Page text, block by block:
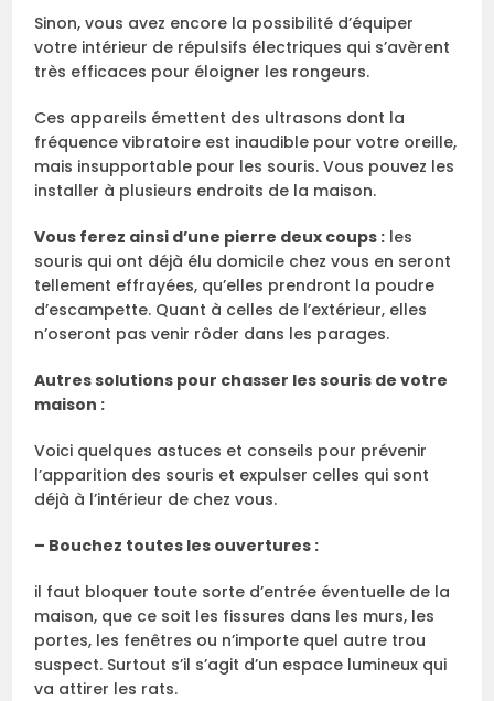
Sinon, vous avez encore la possibilité d’équiper
votre intérieur de répulsifs électriques qui s’avèrent
très efficaces pour éloigner les rongeurs.
Ces appareils émettent des ultrasons dont la
fréquence vibratoire est inaudible pour votre oreille,
mais insupportable pour les souris. Vous pouvez les
installer à plusieurs endroits de la maison.
Vous ferez ainsi d’une pierre deux coups : les
souris qui ont déjà élu domicile chez vous en seront
tellement effrayées, qu’elles prendront la poudre
d’escampette. Quant à celles de l’extérieur, elles
n’oseront pas venir rôder dans les parages.
Autres solutions pour chasser les souris de votre
maison :
Voici quelques astuces et conseils pour prévenir
l’apparition des souris et expulser celles qui sont
déjà à l’intérieur de chez vous.
– Bouchez toutes les ouvertures :
il faut bloquer toute sorte d’entrée éventuelle de la
maison, que ce soit les fissures dans les murs, les
portes, les fenêtres ou n’importe quel autre trou
suspect. Surtout s’il s’agit d’un espace lumineux qui
va attirer les rats.